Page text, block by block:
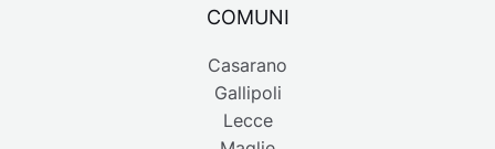
COMUNI
Casarano
Gallipoli
Lecce